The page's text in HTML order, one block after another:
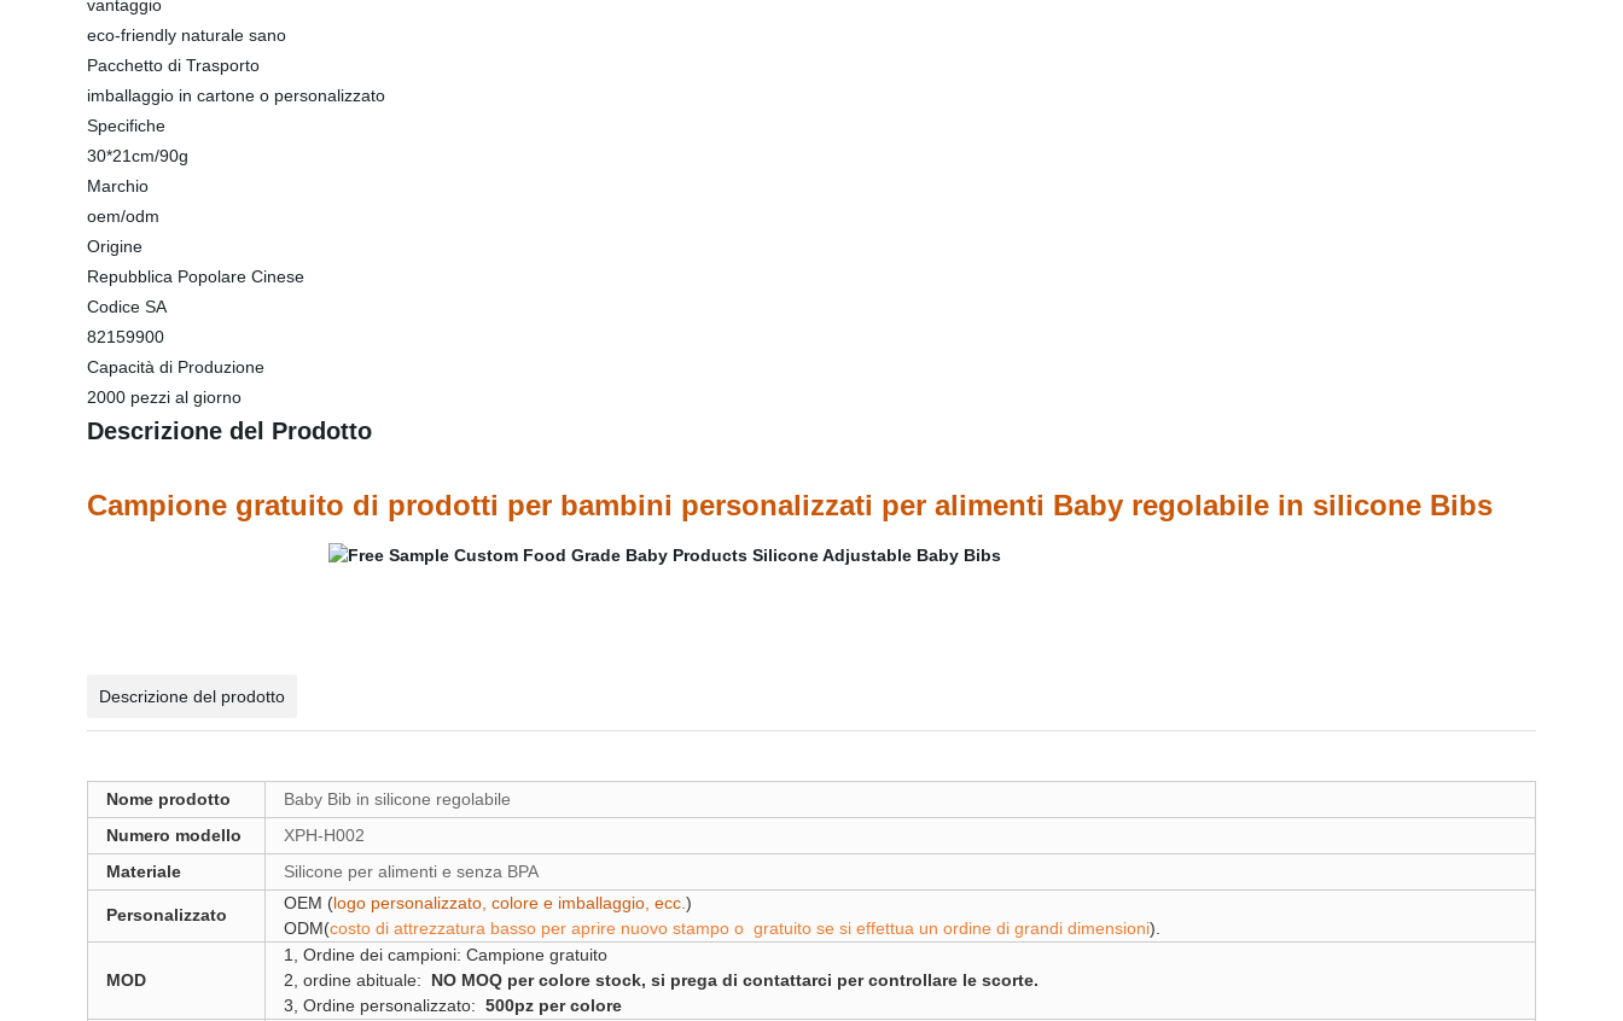
vantaggio
eco-friendly naturale sano
Pacchetto di Trasporto
imballaggio in cartone o personalizzato
Specifiche
30*21cm/90g
Marchio
oem/odm
Origine
Repubblica Popolare Cinese
Codice SA
82159900
Capacità di Produzione
2000 pezzi al giorno
Descrizione del Prodotto
Campione gratuito di prodotti per bambini personalizzati per alimenti Baby regolabile in silicone Bibs
Descrizione del prodotto
Nome prodotto
Baby Bib in silicone regolabile
Numero modello
XPH-H002
Materiale
Silicone per alimenti e senza BPA
Personalizzato
OEM (logo personalizzato, colore e imballaggio, ecc. )
ODM(costo di attrezzatura basso per aprire nuovo stampo o gratuito se si effettua un ordine di grandi dimensioni).
MOD
1, Ordine dei campioni: Campione gratuito
2, ordine abituale:
NO MOQ per colore stock, si prega di contattarci per controllare le scorte.
3, Ordine personalizzato: 500pz per colore